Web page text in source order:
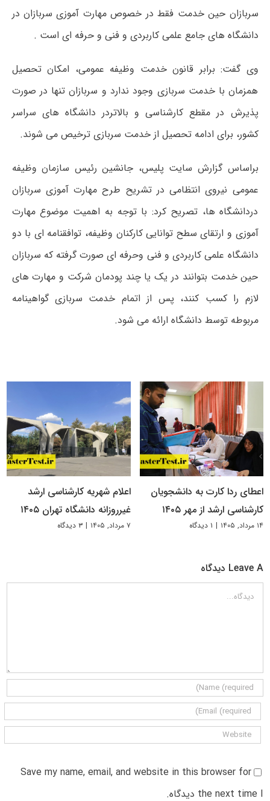
سربازان حین خدمت فقط در خصوص مهارت آموزی سربازان در
دانشگاه های جامع علمی کاربردی و فنی و حرفه ای است .
وی گفت: برابر قانون خدمت وظیفه عمومی، امکان تحصیل
همزمان با خدمت سربازی وجود ندارد و سربازان تنها در صورت
پذیرش در مقطع کارشناسی و بالاتردر دانشگاه های سراسر
کشور، برای ادامه تحصیل از خدمت سربازی ترخیص می شوند.
براساس گزارش سایت پلیس، جانشین رئیس سازمان وظیفه
عمومی نیروی انتظامی در تشریح طرح مهارت آموزی سربازان
دردانشگاه ها، تصریح کرد: با توجه به اهمیت موضوع مهارت
آموزی و ارتقای سطح توانایی کارکنان وظیفه، توافقنامه ای با دو
دانشگاه علمی کاربردی و فنی وحرفه ای صورت گرفته که سربازان
حین خدمت بتوانند در یک یا چند پودمان شرکت و مهارت های
لازم را کسب کنند، پس از اتمام خدمت سربازی گواهینامه
مربوطه توسط دانشگاه ارائه می شود.
اعطای ردا کارت به دانشجویان
کارشناسی ارشد از مهر ۱۴۰۵
۱۴ مرداد, ۱۴۰۵ | ۱ دیدگاه
اعلام شهریه کارشناسی ارشد
غیرروزانه دانشگاه تهران ۱۴۰۵
۷ مرداد, ۱۴۰۵ | ۳ دیدگاه
Leave A دیدگاه
دیدگاه
Save my name, email, and website in this browser for
the next time I دیدگاه.